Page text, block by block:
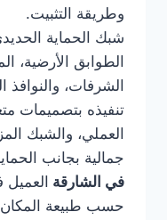
وطريقة التثبيت.
شبك الحماية
الطوابق الأرضية،
الشرفات،
تنفيذه بتصميمات
العملي، والشبك
جمالية بجانب
في الشارقة
حسب طبيعة